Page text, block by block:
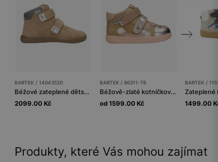
BARTEK / 14043520
Béžové zateplené dětské barefoot kotníkové boty ze semiše BARTEK 14043520
2099.00 Kč
BARTEK / 86311-78
Béžově-zlaté kotníčkové boty pro dívky s motivem kočičky BARTEK 86311-78
od 1599.00 Kč
BARTEK /
1499.00
Produkty, které Vás mohou zajímat